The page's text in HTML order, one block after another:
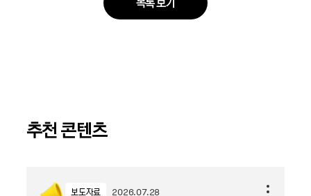
추천 콘텐츠
보도자료 2026.07.28